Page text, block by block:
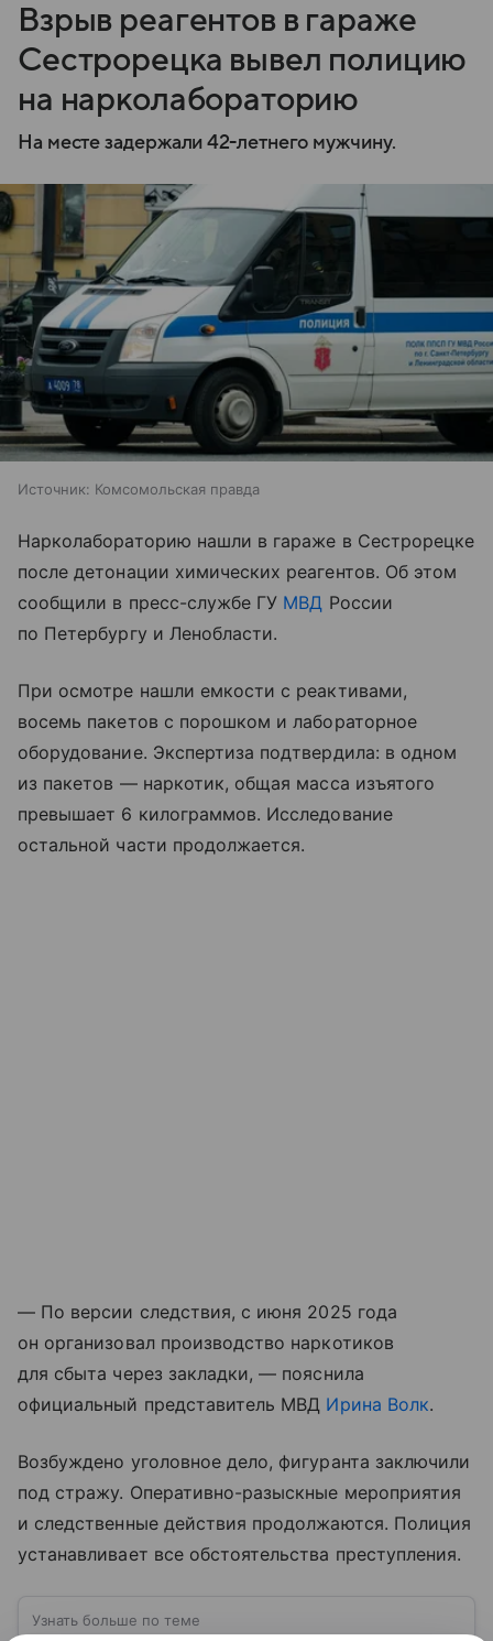
Взрыв реагентов в гараже
Сестрорецка вывел полицию
на нарколабораторию
На месте задержали 42-летнего мужчину.
Источник: Комсомольская правда
Нарколабораторию нашли в гараже в Сестрорецке
после детонации химических реагентов. Об этом
сообщили в пресс-службе ГУ МВД России
по Петербургу и Ленобласти.
При осмотре нашли емкости с реактивами,
восемь пакетов с порошком и лабораторное
оборудование. Экспертиза подтвердила: в одном
из пакетов — наркотик, общая масса изъятого
превышает 6 килограммов. Исследование
остальной части продолжается.
— По версии следствия, с июня 2025 года
он организовал производство наркотиков
для сбыта через закладки, — пояснила
официальный представитель МВД Ирина Волк.
Возбуждено уголовное дело, фигуранта заключили
под стражу. Оперативно-разыскные мероприятия
и следственные действия продолжаются. Полиция
устанавливает все обстоятельства преступления.
Узнать больше по теме